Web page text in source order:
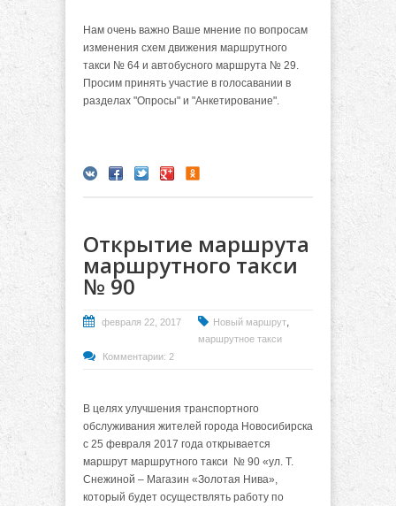
Нам очень важно Ваше мнение по вопросам
изменения схем движения маршрутного
такси № 64 и автобусного маршрута № 29.
Просим принять участие в голосавании в
разделах "Опросы" и "Анкетирование".
Открытие маршрута
маршрутного такси
№ 90
февраля 22, 2017 Новый маршрут
маршрутное такси
Комментарии: 2
В целях улучшения транспортного
обслуживания жителей города Новосибирска
с 25 февраля 2017 года открывается
маршрут маршрутного такси № 90 «ул. Т.
Снежиной – Магазин «Золотая Нива»,
который будет осуществлять работу по